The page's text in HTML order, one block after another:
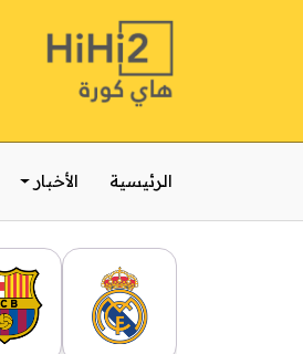
الرئيسية الأخبار